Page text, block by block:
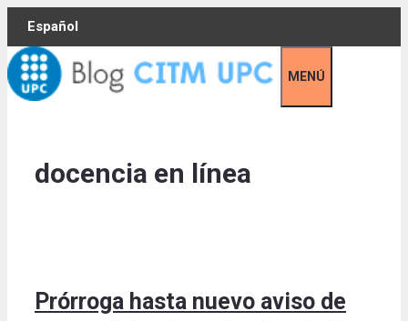
Skip
content
Español
MENÚ
docencia en línea
Prórroga hasta nuevo aviso de